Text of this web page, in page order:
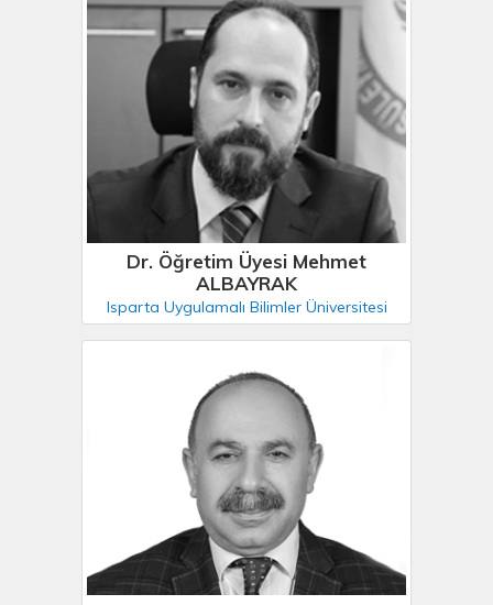
Dr. Öğretim Üyesi Mehmet
ALBAYRAK
Isparta Uygulamalı Bilimler Üniversitesi